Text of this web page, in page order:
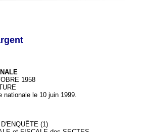
1958
le 10 juin 1999.
(1)